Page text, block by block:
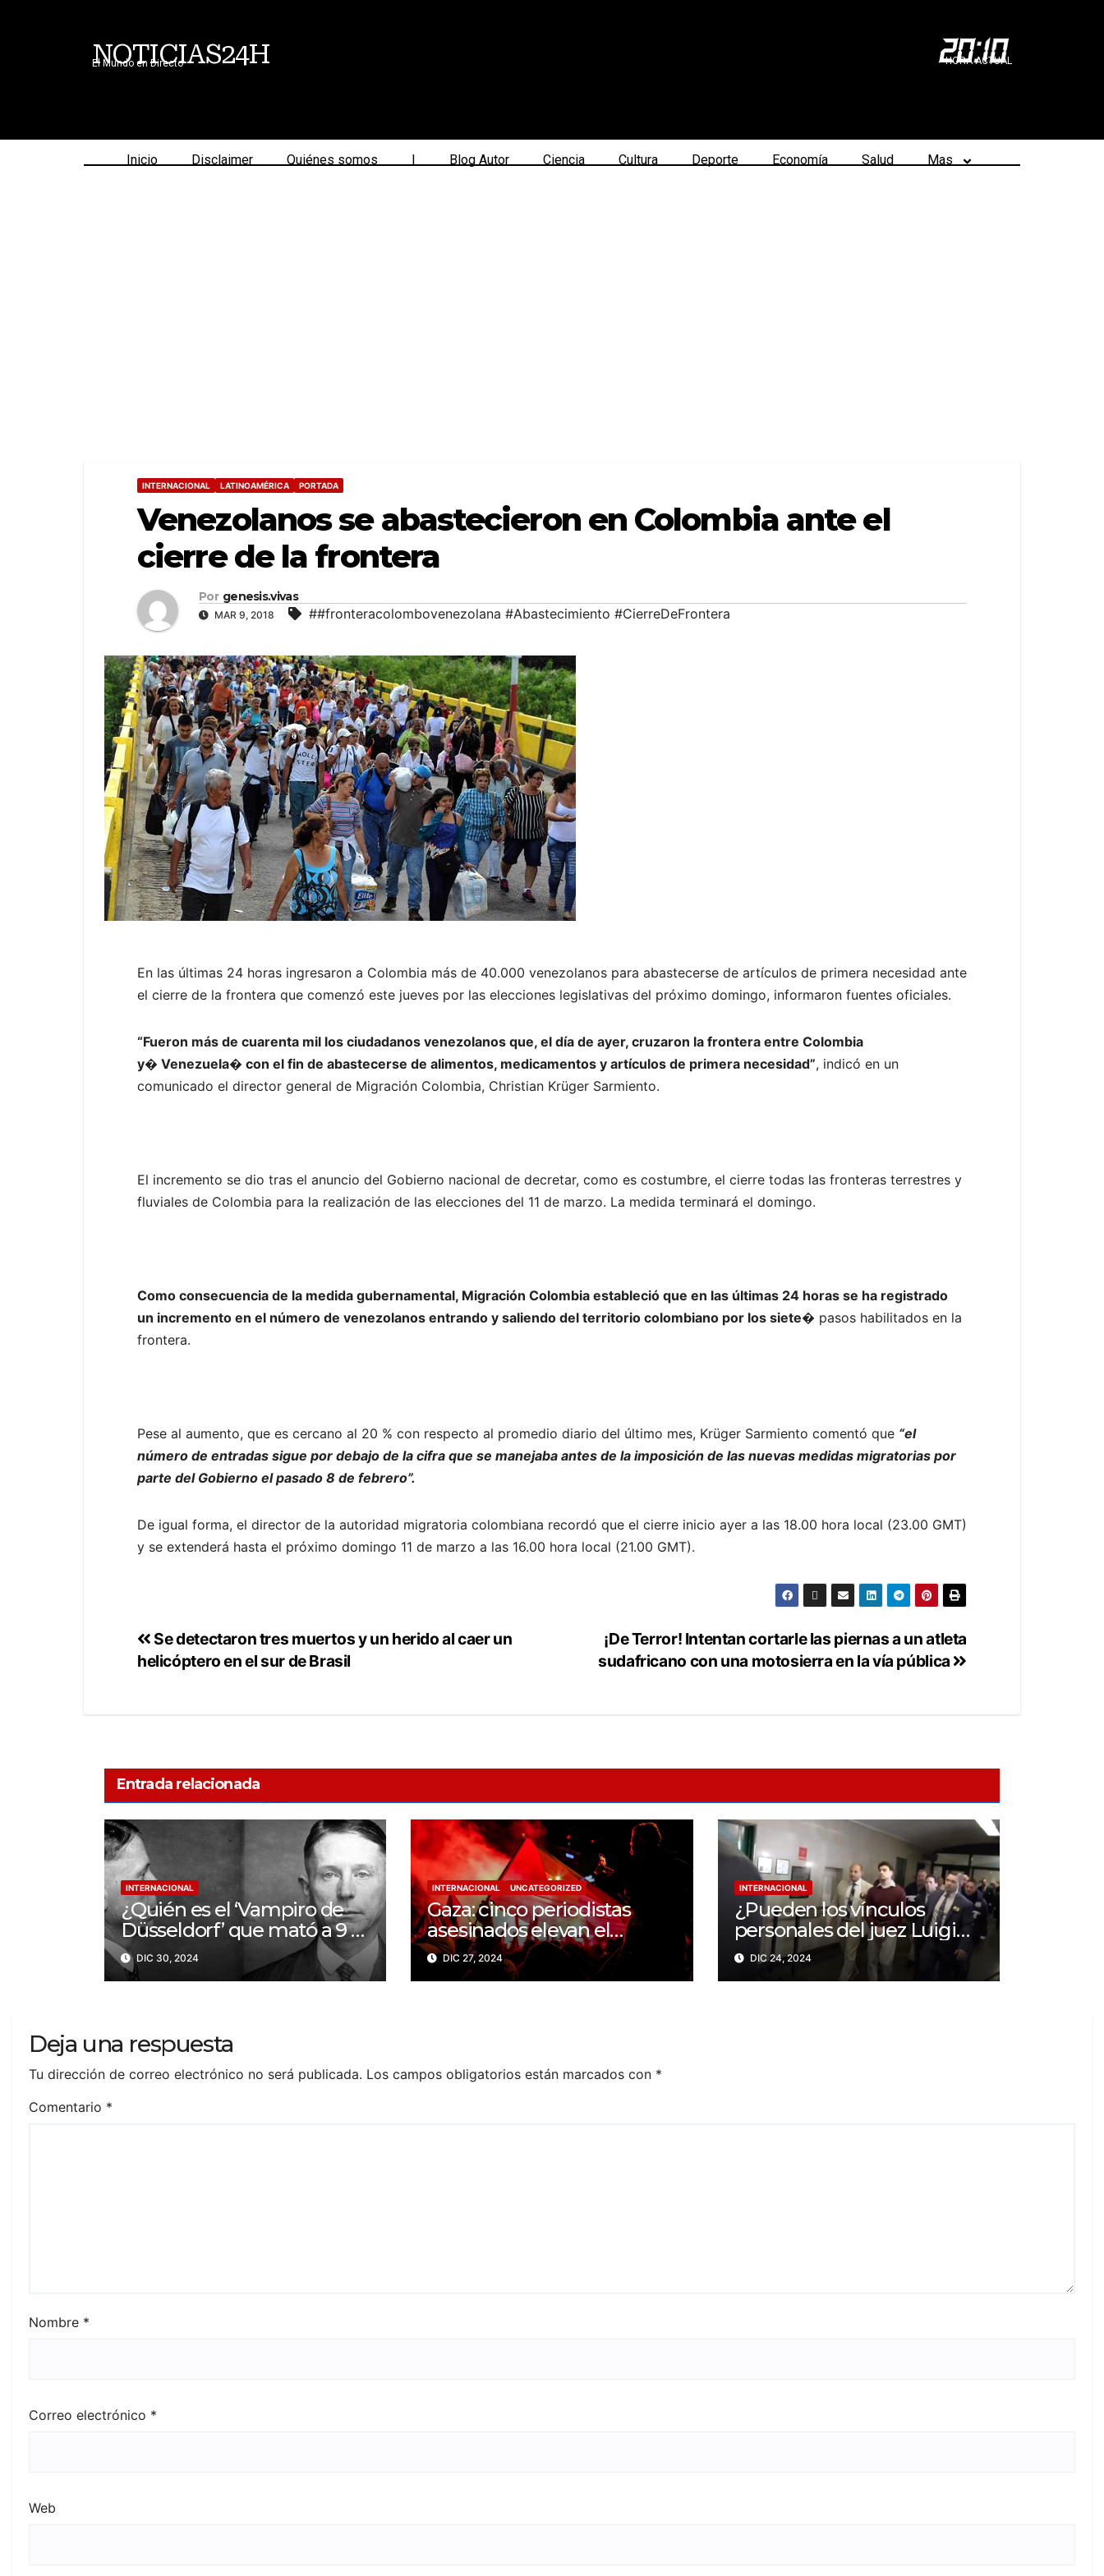
NOTICIAS24H
El Mundo en Directo 20:10
HORA ACTUAL
Inicio Disclaimer Quiénes somos | Blog Autor Ciencia Cultura Deporte Economía Salud Mas
INTERNACIONAL LATINOAMÉRICA PORTADA
Venezolanos se abastecieron en Colombia ante el
cierre de la frontera
Por genesis.vivas
MAR 9, 2018 ##fronteracolombovenezolana #Abastecimiento #CierreDeFrontera
En las últimas 24 horas ingresaron a Colombia más de 40.000 venezolanos para abastecerse de artículos de primera necesidad ante
el cierre de la frontera que comenzó este jueves por las elecciones legislativas del próximo domingo, informaron fuentes oficiales.
“Fueron más de cuarenta mil los ciudadanos venezolanos que, el día de ayer, cruzaron la frontera entre Colombia
y� Venezuela� con el fin de abastecerse de alimentos, medicamentos y artículos de primera necesidad”, indicó en un
comunicado el director general de Migración Colombia, Christian Krüger Sarmiento.
El incremento se dio tras el anuncio del Gobierno nacional de decretar, como es costumbre, el cierre todas las fronteras terrestres y
fluviales de Colombia para la realización de las elecciones del 11 de marzo. La medida terminará el domingo.
Como consecuencia de la medida gubernamental, Migración Colombia estableció que en las últimas 24 horas se ha registrado
un incremento en el número de venezolanos entrando y saliendo del territorio colombiano por los siete� pasos habilitados en la
frontera.
Pese al aumento, que es cercano al 20 % con respecto al promedio diario del último mes, Krüger Sarmiento comentó que “el
número de entradas sigue por debajo de la cifra que se manejaba antes de la imposición de las nuevas medidas migratorias por
parte del Gobierno el pasado 8 de febrero”.
De igual forma, el director de la autoridad migratoria colombiana recordó que el cierre inicio ayer a las 18.00 hora local (23.00 GMT)
y se extenderá hasta el próximo domingo 11 de marzo a las 16.00 hora local (21.00 GMT).
¡De Terror! Intentan cortarle las piernas a un atleta
sudafricano con una motosierra en la vía pública
Se detectaron tres muertos y un herido al caer un
helicóptero en el sur de Brasil
Entrada relacionada
INTERNACIONAL
¿Quién es el ‘Vampiro de
Düsseldorf’ que mató a 9 y
bebió sangre de sus
víctimas?
DIC 30, 2024
INTERNACIONAL UNCATEGORIZED
Gaza: cinco periodistas
asesinados elevan el
balance a 200 trabajadores
de la prensa muertos en
DIC 27, 2024
INTERNACIONAL
¿Pueden los vínculos
personales del juez Luigi
Mangione Influenciar el
caso del CEO de
DIC 24, 2024
Deja una respuesta
Tu dirección de correo electrónico no será publicada. Los campos obligatorios están marcados con *
Comentario *
Nombre *
Correo electrónico *
Web